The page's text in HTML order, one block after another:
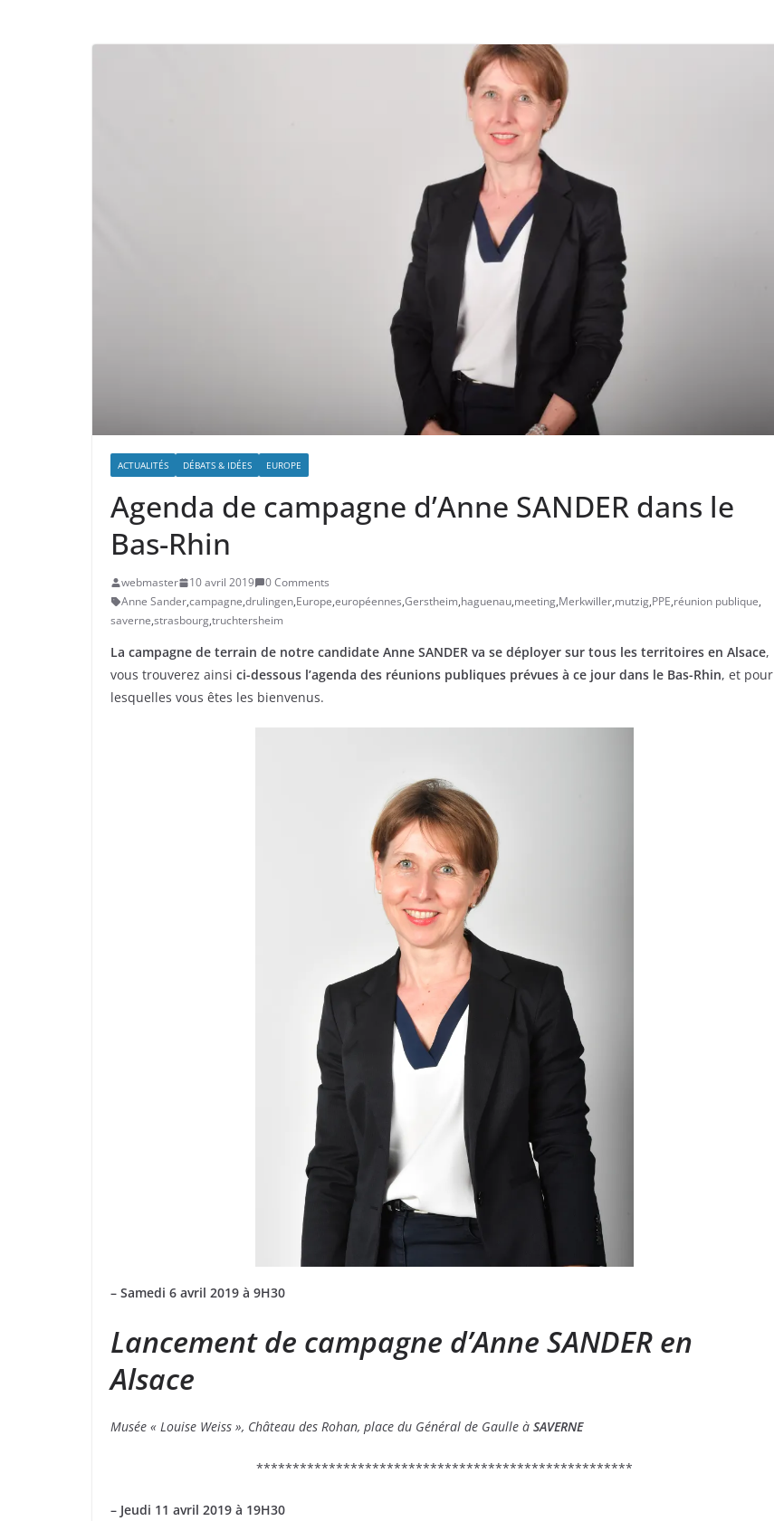
ACTUALITÉS DÉBATS & IDÉES EUROPE
Agenda de campagne d’Anne SANDER dans le
Bas-Rhin
webmaster 10 avril 2019
0 Comments
Anne Sander,campagne,drulingen,Europe,européennes,Gerstheim,haguenau,meeting,Merkwiller,mutzig,PPE,réunion publique,
saverne,strasbourg,truchtersheim
La campagne de terrain de notre candidate Anne SANDER va se déployer sur tous les territoires en Alsace,
vous trouverez ainsi ci-dessous l’agenda des réunions publiques prévues à ce jour dans le Bas-Rhin, et pour
lesquelles vous êtes les bienvenus.
– Samedi 6 avril 2019 à 9H30
Lancement de campagne d’Anne SANDER en
Alsace
Musée « Louise Weiss », Château des Rohan, place du Général de Gaulle à SAVERNE
****************************************************
– Jeudi 11 avril 2019 à 19H30